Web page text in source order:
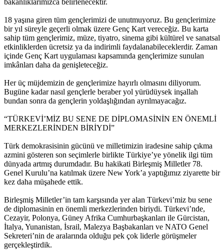
bakanlıklarımızca belirlenecektir.
18 yaşına giren tüm gençlerimizi de unutmuyoruz. Bu gençlerimize
bir yıl süreyle geçerli olmak üzere Genç Kart vereceğiz. Bu karta
sahip tüm gençlerimiz, müze, tiyatro, sinema gibi kültürel ve sanatsal
etkinliklerden ücretsiz ya da indirimli faydalanabileceklerdir. Zaman
içinde Genç Kart uygulaması kapsamında gençlerimize sunulan
imkânları daha da genişleteceğiz.
Her üç müjdemizin de gençlerimize hayırlı olmasını diliyorum.
Bugüne kadar nasıl gençlerle beraber yol yürüdüysek inşallah
bundan sonra da gençlerin yoldaşlığından ayrılmayacağız.
“TÜRKEVİ’MİZ BU SENE DE DİPLOMASİNİN EN ÖNEMLİ
MERKEZLERİNDEN BİRİYDİ”
Türk demokrasisinin gücünü ve milletimizin iradesine sahip çıkma
azmini gösteren son seçimlerle birlikte Türkiye’ye yönelik ilgi tüm
dünyada artmış durumdadır. Bu hakikati Birleşmiş Milletler 78.
Genel Kurulu’na katılmak üzere New York’a yaptığımız ziyarette bir
kez daha müşahede ettik.
Birleşmiş Milletler’in tam karşısında yer alan Türkevi’miz bu sene
de diplomasinin en önemli merkezlerinden biriydi. Türkevi’nde,
Cezayir, Polonya, Güney Afrika Cumhurbaşkanları ile Gürcistan,
İtalya, Yunanistan, İsrail, Malezya Başbakanları ve NATO Genel
Sekreteri’nin de aralarında olduğu pek çok liderle görüşmeler
gerçekleştirdik.